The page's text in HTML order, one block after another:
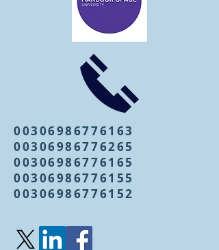
00306986776163
00306986776265
00306986776165
00306986776155
00306986776152